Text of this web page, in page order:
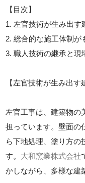
【目次】
1. 左官技術が生み出す
2. 総合的な施工体制が
3. 職人技術の継承と現
【左官技術が生み出す
左官工事は、建築物の
担っています。壁面の
ら下地処理、塗り方の
す。 大和窯業株式会社
かしながら、多様な建